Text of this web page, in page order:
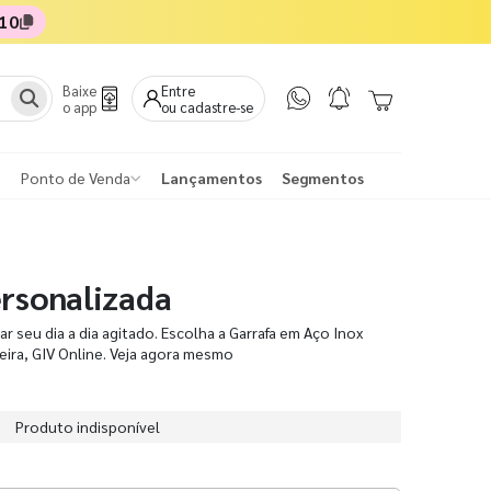
Baixe
o app
Entre
ou cadastre-se
Ponto de Venda Lançamentos Segmentos
dia a dia agitado. Escolha a Garrafa em Aço Inox
GIV Online. Veja agora mesmo
Produto indisponível